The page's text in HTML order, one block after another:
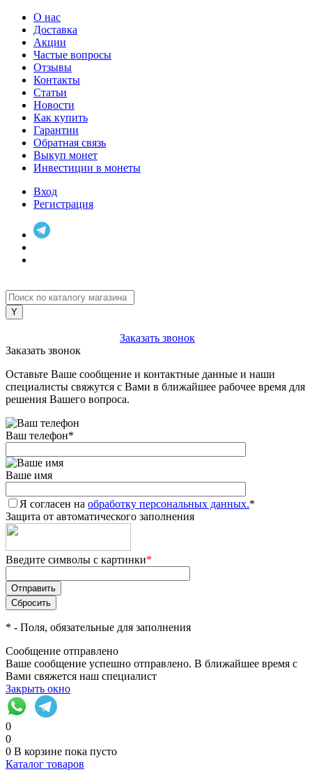
О нас
Доставка
Акции
Частые вопросы
Отзывы
Контакты
Статьи
Новости
Как купить
Гарантии
Обратная связь
Выкуп монет
Инвестиции в монеты
Вход
Регистрация
Заказать звонок
Заказать звонок
Оставьте Ваше сообщение и контактные данные и наши
специалисты свяжутся с Вами в ближайшее рабочее время для
решения Вашего вопроса.
Ваш телефон*
Ваше имя
Я согласен на обработку персональных данных.*
Защита от автоматического заполнения
Введите символы с картинки*
* - Поля, обязательные для заполнения
Сообщение отправлено
Ваше сообщение успешно отправлено. В ближайшее время с
Вами свяжется наш специалист
Закрыть окно
0
0
0 В корзине пока пусто
Каталог товаров